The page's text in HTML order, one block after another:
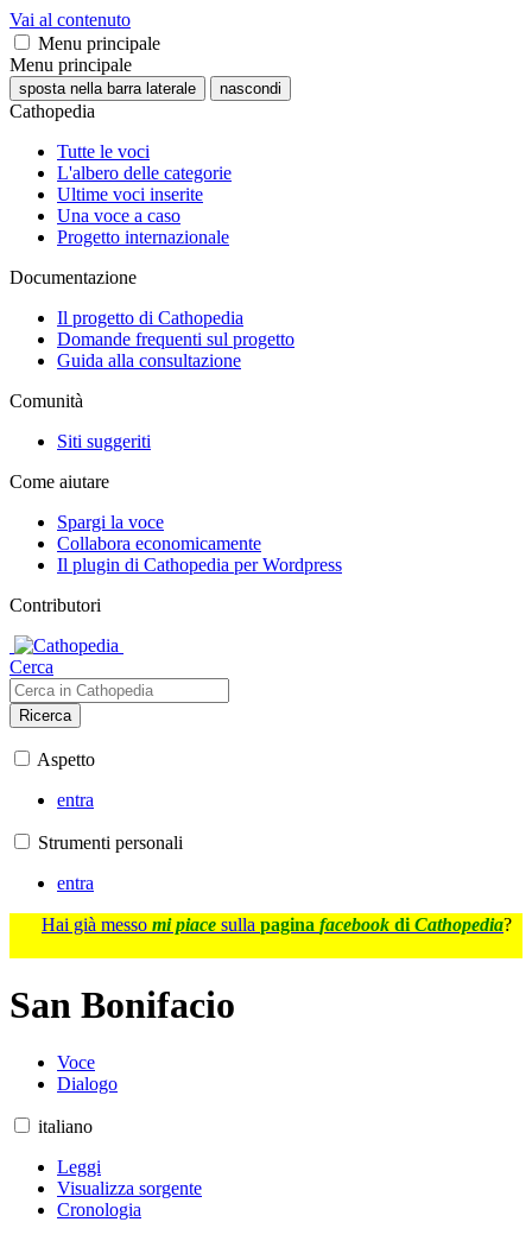
Vai al contenuto
Menu principale
Menu principale
sposta nella barra laterale nascondi
Cathopedia
Tutte le voci
L'albero delle categorie
Ultime voci inserite
Una voce a caso
Progetto internazionale
Documentazione
Il progetto di Cathopedia
Domande frequenti sul progetto
Guida alla consultazione
Comunità
Siti suggeriti
Come aiutare
Spargi la voce
Collabora economicamente
Il plugin di Cathopedia per Wordpress
Contributori
Cerca
Ricerca
Aspetto
entra
Strumenti personali
entra
Hai già messo mi piace sulla pagina facebook di Cathopedia?
San Bonifacio
Voce
Dialogo
italiano
Leggi
Visualizza sorgente
Cronologia